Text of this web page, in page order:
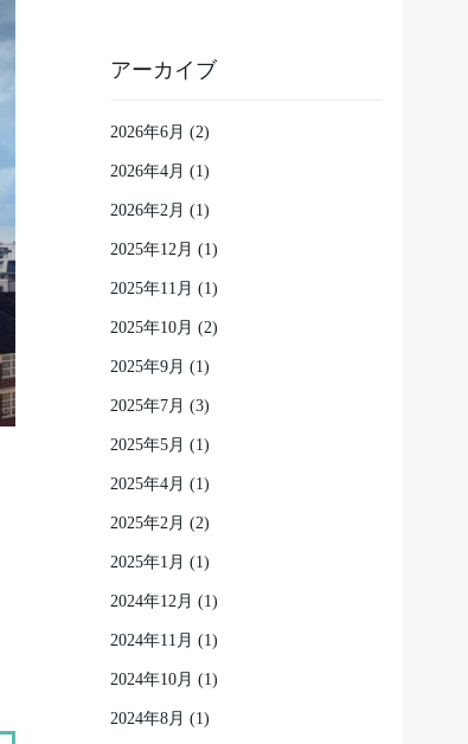
アーカイブ
2026年6月 (2)
2026年4月 (1)
2026年2月 (1)
2025年12月 (1)
2025年11月 (1)
2025年10月 (2)
2025年9月 (1)
2025年7月 (3)
2025年5月 (1)
2025年4月 (1)
2025年2月 (2)
2025年1月 (1)
2024年12月 (1)
2024年11月 (1)
2024年10月 (1)
2024年8月 (1)